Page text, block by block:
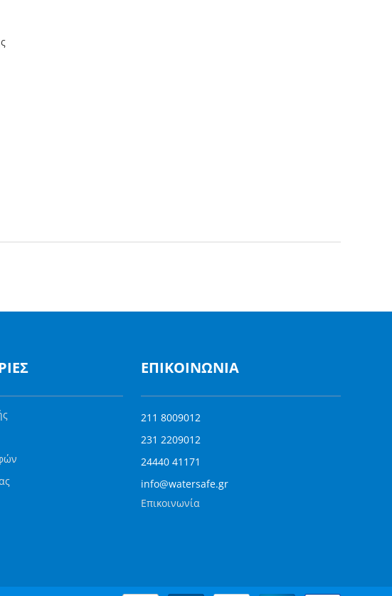
ΕΠΙΚΟΙΝΩΝΊΑ
211 8009012
231 2209012
24440 41171
info@watersafe.gr
Επικοινωνία